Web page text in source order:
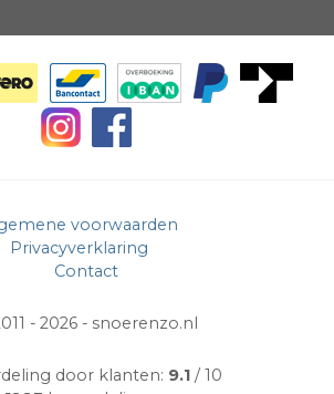
voorwaarden
Privacyverklaring
Contact
- 2026 - snoerenzo.nl
door klanten: 9.1 / 10